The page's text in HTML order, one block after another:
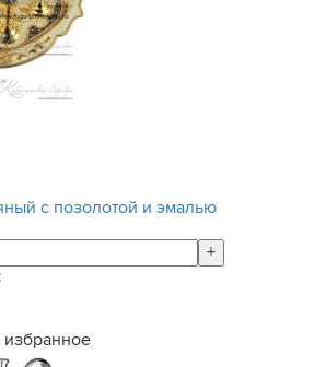
с позолотой и эмалью
+
избранное